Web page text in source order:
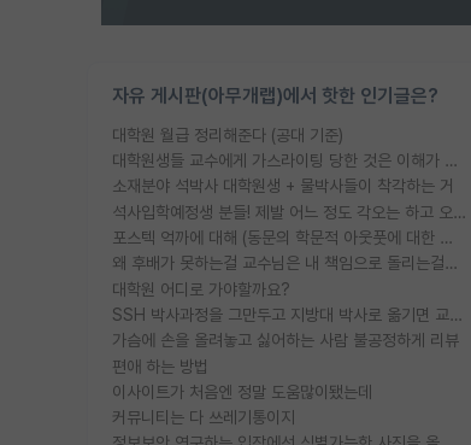
자유 게시판(아무개랩)에서 핫한 인기글은?
대학원 월급 정리해준다 (공대 기준)
대학원생들 교수에게 가스라이팅 당한 것은 이해가 갑니다. 안타깝네요.
소재분야 석박사 대학원생 + 물박사들이 착각하는 거
석사입학예정생 분들! 제발 어느 정도 각오는 하고 오세요.
포스텍 억까에 대해 (동문의 학문적 아웃풋에 대한 반박)
왜 후배가 못하는걸 교수님은 내 책임으로 돌리는걸까요?
대학원 어디로 가야할까요?
SSH 박사과정을 그만두고 지방대 박사로 옮기면 교수의 꿈은 끝일까요?
가슴에 손을 올려놓고 싫어하는 사람 불공정하게 리뷰
편애 하는 방법
이사이트가 처음엔 정말 도움많이됐는데
커뮤니티는 다 쓰레기통이지